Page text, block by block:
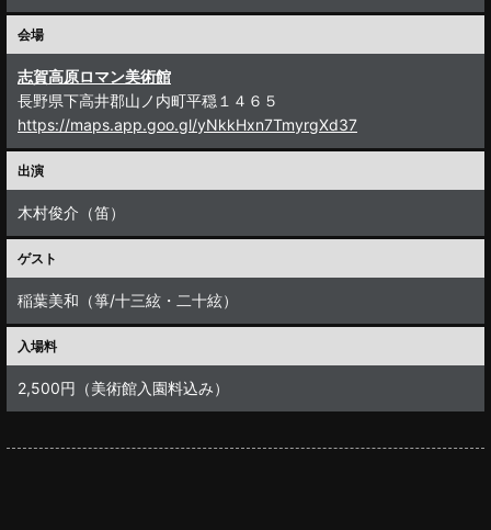
会場
志賀高原ロマン美術館
長野県下高井郡山ノ内町平穏１４６５
https://maps.app.goo.gl/yNkkHxn7TmyrgXd37
出演
木村俊介（笛）
ゲスト
稲葉美和（箏/十三絃・二十絃）
入場料
2,500円（美術館入園料込み）